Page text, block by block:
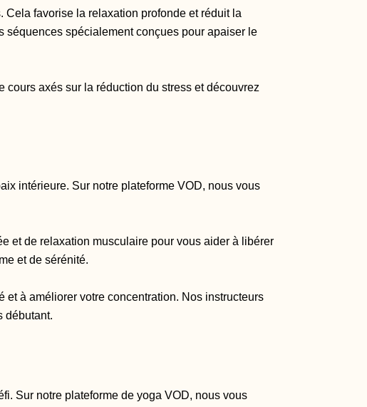
favorise la relaxation profonde et réduit la
séquences spécialement conçues pour apaiser le
axés sur la réduction du stress et découvrez
intérieure. Sur notre plateforme VOD, nous vous
et de relaxation musculaire pour vous aider à libérer
et de sérénité.
et à améliorer votre concentration. Nos instructeurs
débutant.
Sur notre plateforme de yoga VOD, nous vous